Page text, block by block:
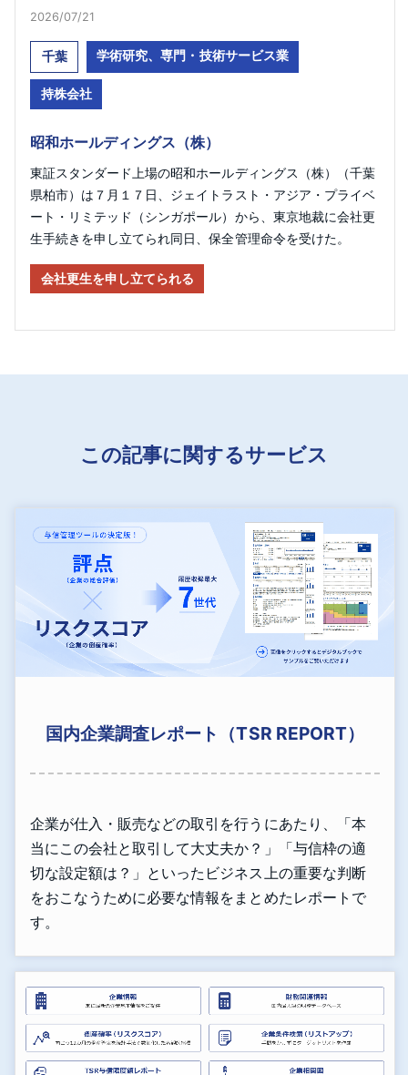
2026/07/21
千葉 学術研究、専門・技術サービス業
持株会社
昭和ホールディングス（株）
東証スタンダード上場の昭和ホールディングス（株）（千葉
県柏市）は７月１７日、ジェイトラスト・アジア・プライベ
ート・リミテッド（シンガポール）から、東京地裁に会社更
生手続きを申し立てられ同日、保全管理命令を受けた。
会社更生を申し立てられる
この記事に関するサービス
国内企業調査レポート（TSR REPORT）
企業が仕入・販売などの取引を行うにあたり、「本
当にこの会社と取引して大丈夫か？」「与信枠の適
切な設定額は？」といったビジネス上の重要な判断
をおこなうために必要な情報をまとめたレポートで
す。